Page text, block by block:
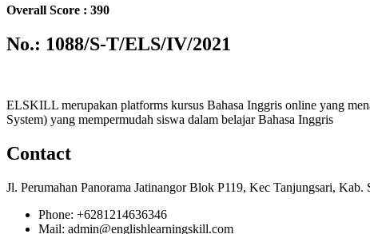
Overall Score : 390
No.: 1088/S-T/ELS/IV/2021
ELSKILL merupakan platforms kursus Bahasa Inggris online yang
System) yang mempermudah siswa dalam belajar Bahasa Inggris
Contact
Jl. Perumahan Panorama Jatinangor Blok P119, Kec Tanjungsari, Kab.
Phone: +6281214636346
Mail: admin@englishlearningskill.com